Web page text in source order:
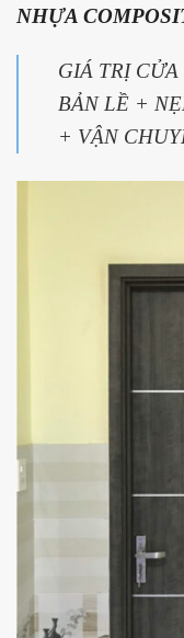
NHỰA
GIÁ TRỊ
BẢN LỀ +
+ VẬN